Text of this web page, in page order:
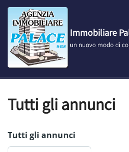
Vai
contenuto
Immobiliare
un nuovo modo di
Tutti gli annunci
Tutti gli annunci